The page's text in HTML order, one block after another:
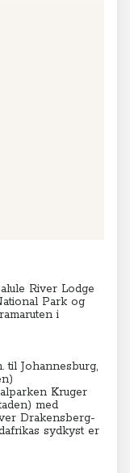
River Lodge
Park og
i
til Johannesburg,
Kruger
med
Drakensberg-
sydkyst er